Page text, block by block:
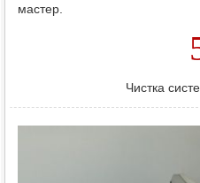
мастер.
Чистка